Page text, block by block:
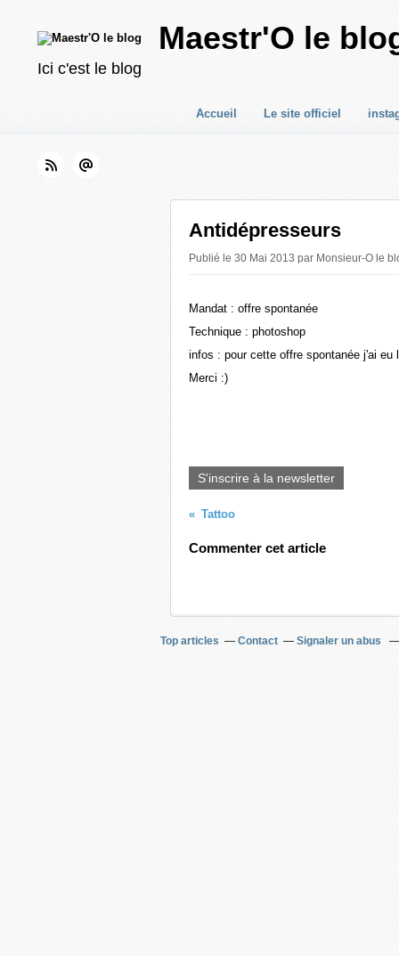
Maestr'O le
Ici c'est le blog
Accueil Le site officiel
Antidépresseurs
Publié le 30 Mai 2013 par Monsieur-O le
Mandat : offre spontanée
Technique : photoshop
infos : pour cette offre spontanée j'ai
Merci :)
S'inscrire à la newsletter
Tattoo
Commenter cet article
Top articles Contact Signaler un abus